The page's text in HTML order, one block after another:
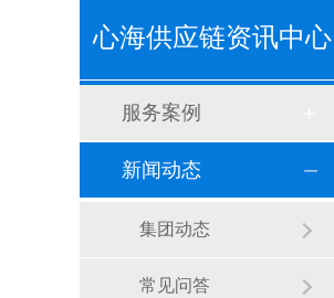
心海供应链资讯中心
服务案例
新闻动态
集团动态
常见问答